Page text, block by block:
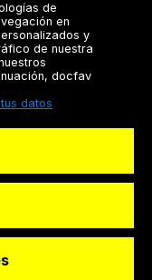
S.L
de
en
y
de nuestra
docfav
datos